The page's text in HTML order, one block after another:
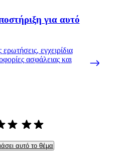
για αυτό
εγχειρίδια
ασφάλειας και
αυτό το θέμα